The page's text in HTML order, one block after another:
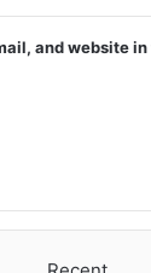
and website